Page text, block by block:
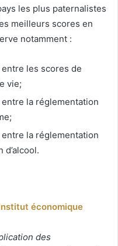
les plus paternalistes
meilleurs scores en
notamment :
les scores de
vie;
la réglementation
la réglementation
d’alcool.
économique
des